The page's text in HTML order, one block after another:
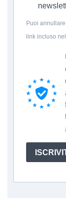
Puoi
link incluso